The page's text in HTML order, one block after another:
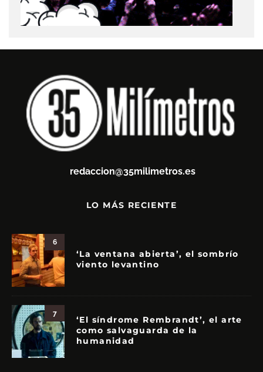
redaccion@35milimetros.es
LO MÁS RECIENTE
6
‘La ventana abierta’, el sombrío
viento levantino
7
‘El síndrome Rembrandt’, el arte
como salvaguarda de la
humanidad